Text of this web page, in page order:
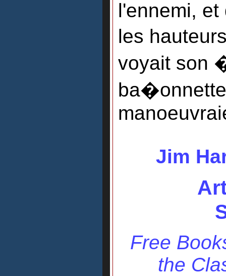
l'ennemi,
les
voyait son
Jim
Free
the